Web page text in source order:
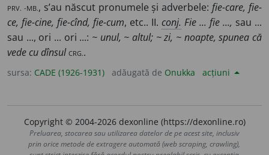
PRV. -MB., s’au născut pronumele și adverbele:fie-care, fie-
ce, fie-cine, fie-cînd, fie-cum, etc.. II. conj. Fie ... fie ..., sau ...
sau ..., ori ... ori ...: ~ unul, ~ altul; ~ zi, ~ noapte, spunea că
vede cu dînsulCRG..
sursa: CADE (1926-1931) adăugată de Onukka acțiuni
Copyright © 2004-2026 dexonline (https://dexonline.ro)
Preluarea, stocarea sau utilizarea datelor de pe acest site, inclusiv
prin orice metode de extragere automată (web scraping, crawling),